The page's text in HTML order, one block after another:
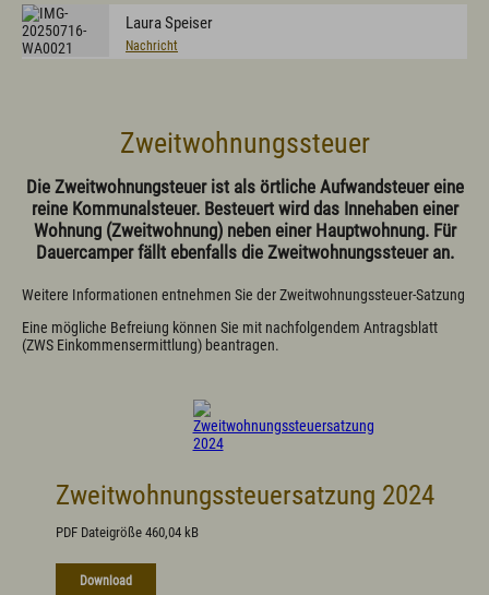
Neue Kindertagesstätte in den Starzlachauen
Veranstaltungen
Wertach Themen
Ortsvorstellung - Chronik
Politische Vereinigungen
Vereine/Verbände
Wahlen
Bürgerservice
Ansprechpartner(in)
Einwohnermeldeamt, Passamt
Marktamt
Steueramt
Formulare
Laura Speiser
Nachricht
Zweitwohnungssteuer
Die Zweitwohnungsteuer ist als örtliche Aufwandsteuer eine
reine Kommunalsteuer. Besteuert wird das Innehaben einer
Wohnung (Zweitwohnung) neben einer Hauptwohnung. Für
Dauercamper fällt ebenfalls die Zweitwohnungssteuer an.
Weitere Informationen entnehmen Sie der Zweitwohnungssteuer-Satzung
Eine mögliche Befreiung können Sie mit nachfolgendem Antragsblatt
(ZWS Einkommensermittlung) beantragen.
Zweitwohnungssteuersatzung 2024
PDF Dateigröße 460,04 kB
Download